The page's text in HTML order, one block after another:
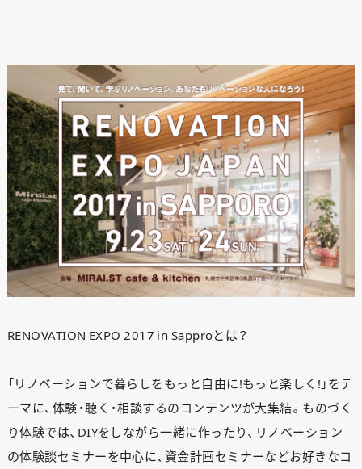
RENOVATION EXPO 2017 in Sapproとは？
「リノベーションで暮らしをもっと自由に!もっと楽しく!」をテ
ーマに、体験・聴く・相談するのコンテンツが大集結。ものづく
り体験では、DIYをしながら一緒に作ったり、リノベーション
の体験談セミナーを中心に、資金計画セミナーなどお好きなコ